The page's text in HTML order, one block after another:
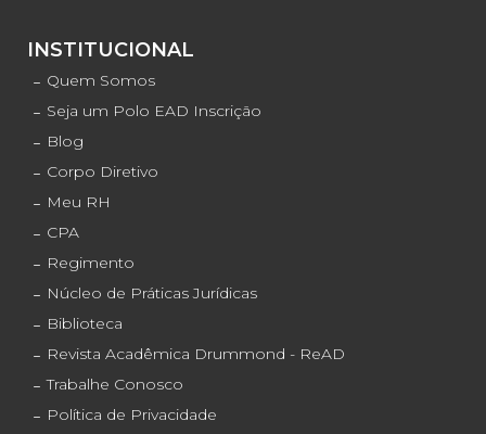
INSTITUCIONAL
Quem Somos
Seja um Polo EAD Inscrição
Blog
Corpo Diretivo
Meu RH
CPA
Regimento
Núcleo de Práticas Jurídicas
Biblioteca
Revista Acadêmica Drummond - ReAD
Trabalhe Conosco
Política de Privacidade